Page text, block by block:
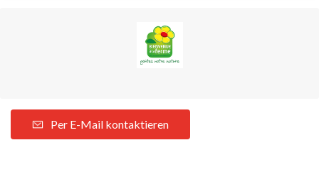
Per E-Mail kontaktieren